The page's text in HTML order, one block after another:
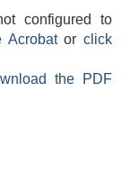
configured to
Acrobatorclick
the PDF